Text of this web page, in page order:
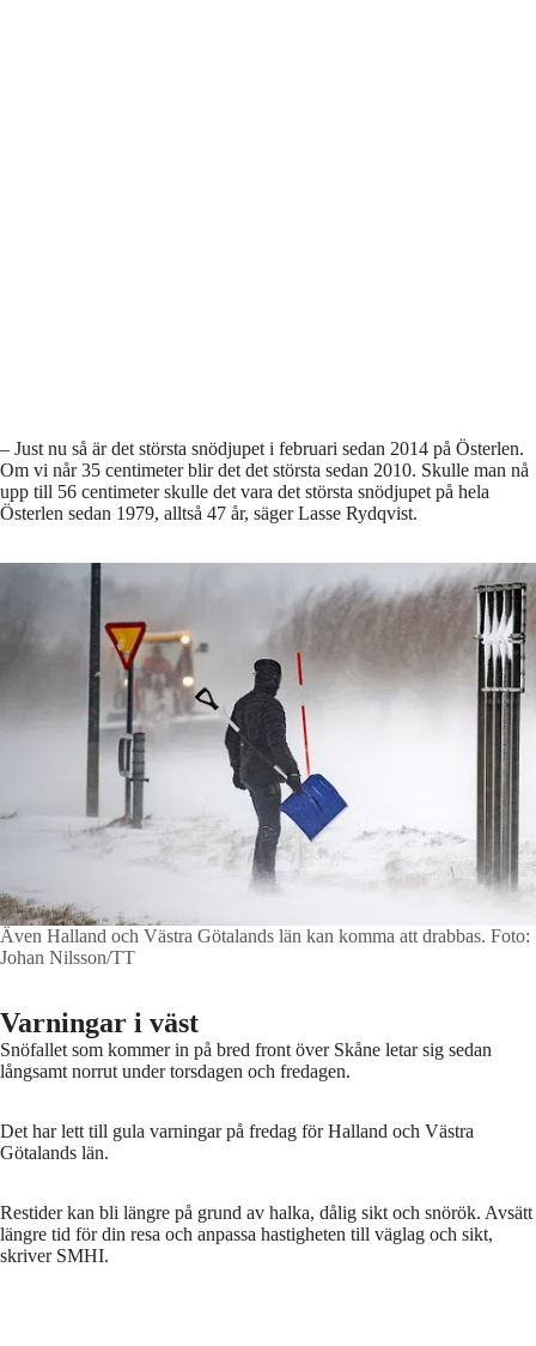
– Just nu så är det största snödjupet i februari sedan 2014 på Österlen.
Om vi når 35 centimeter blir det det största sedan 2010. Skulle man nå
upp till 56 centimeter skulle det vara det största snödjupet på hela
Österlen sedan 1979, alltså 47 år, säger Lasse Rydqvist.
Även Halland och Västra Götalands län kan komma att drabbas. Foto:
Johan Nilsson/TT
Varningar i väst
Snöfallet som kommer in på bred front över Skåne letar sig sedan
långsamt norrut under torsdagen och fredagen.
Det har lett till gula varningar på fredag för Halland och Västra
Götalands län.
Restider kan bli längre på grund av halka, dålig sikt och snörök. Avsätt
längre tid för din resa och anpassa hastigheten till väglag och sikt,
skriver SMHI.